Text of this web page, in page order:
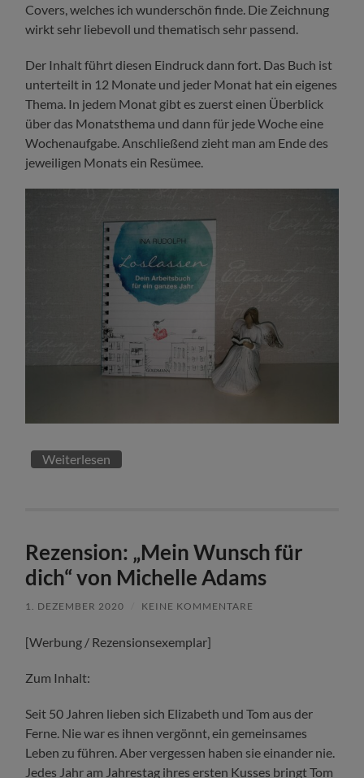
Covers, welches ich wunderschön finde. Die Zeichnung
wirkt sehr liebevoll und thematisch sehr passend.
Der Inhalt führt diesen Eindruck dann fort. Das Buch ist
unterteilt in 12 Monate und jeder Monat hat ein eigenes
Thema. In jedem Monat gibt es zuerst einen Überblick
über das Monatsthema und dann für jede Woche eine
Wochenaufgabe. Anschließend zieht man am Ende des
jeweiligen Monats ein Resümee.
Weiterlesen
Rezension: „Mein Wunsch für
dich“ von Michelle Adams
1. DEZEMBER 2020 KEINE KOMMENTARE
[Werbung / Rezensionsexemplar]
Zum Inhalt:
Seit 50 Jahren lieben sich Elizabeth und Tom aus der
Ferne. Nie war es ihnen vergönnt, ein gemeinsames
Leben zu führen. Aber vergessen haben sie einander nie.
Jedes Jahr am Jahrestag ihres ersten Kusses bringt Tom